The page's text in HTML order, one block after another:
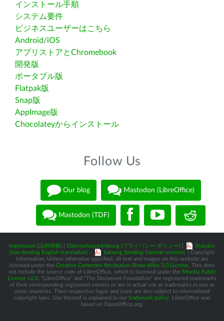
インストール手順
システム要件
ビジネスユーザーはこちら
Android/iOS
アプリストアとChromebook
開発版
ポータブル版
Flatpak版
Snap版
AppImage版
Chocolateyからインストール
Follow Us
Our blog Mastodon (LibreOffice)
Mastodon (TDF)
Impressum (法的情報) Datenschutzerklärung (プライバシー ポリシー)
Statutes
(non-binding English translation) - Satzung (binding German version)
| Copyright
information: Unless otherwise specified, all text and images on this website are
licensed under the Creative Commons Attribution-Share Alike 3.0 License. This does
not include the source code of LibreOffice, which is licensed under the Mozilla Public
License v2.0 . “LibreOffice” and “The Document Foundation” are registered trademarks
of their corresponding registered owners or are in actual use as trademarks in one or
more countries. Their respective logos and icons are also subject to international
copyright laws. Use thereof is explained in our trademark policy. LibreOffice was
based on OpenOffice.org.